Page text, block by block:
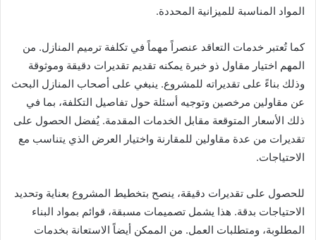
المواد المناسبة للميزانية المحددة.
كما تُعتبر خدمات التعاقد عنصراً مهماً في تكلفة ترميم المنازل. من
المهم اختيار مقاول ذو خبرة يمكنه تقديم تقديرات دقيقة وموثوقة
وذلك بناءً على تقديراته للمشروع. ينبغي على أصحاب المنازل البحث
عن مقاولين مرخصين وتوجيه أسئلة حول تفاصيل التكلفة، بما في
ذلك الأسعار المتوقعة مقابل الخدمات المقدمة. يُفضل الحصول على
تقديرات من عدة مقاولين للمقارنة واختيار العرض الذي يتناسب مع
الاحتياجات.
للحصول على تقديرات دقيقة، ينصح بتخطيط المشروع بعناية وتحديد
الاحتياجات بدقة. هذا يشمل تصميمات مسبقة، قوائم بمواد البناء
المطلوبة، ومتطلبات العمل. من الممكن أيضاً الاستعانة بخدمات